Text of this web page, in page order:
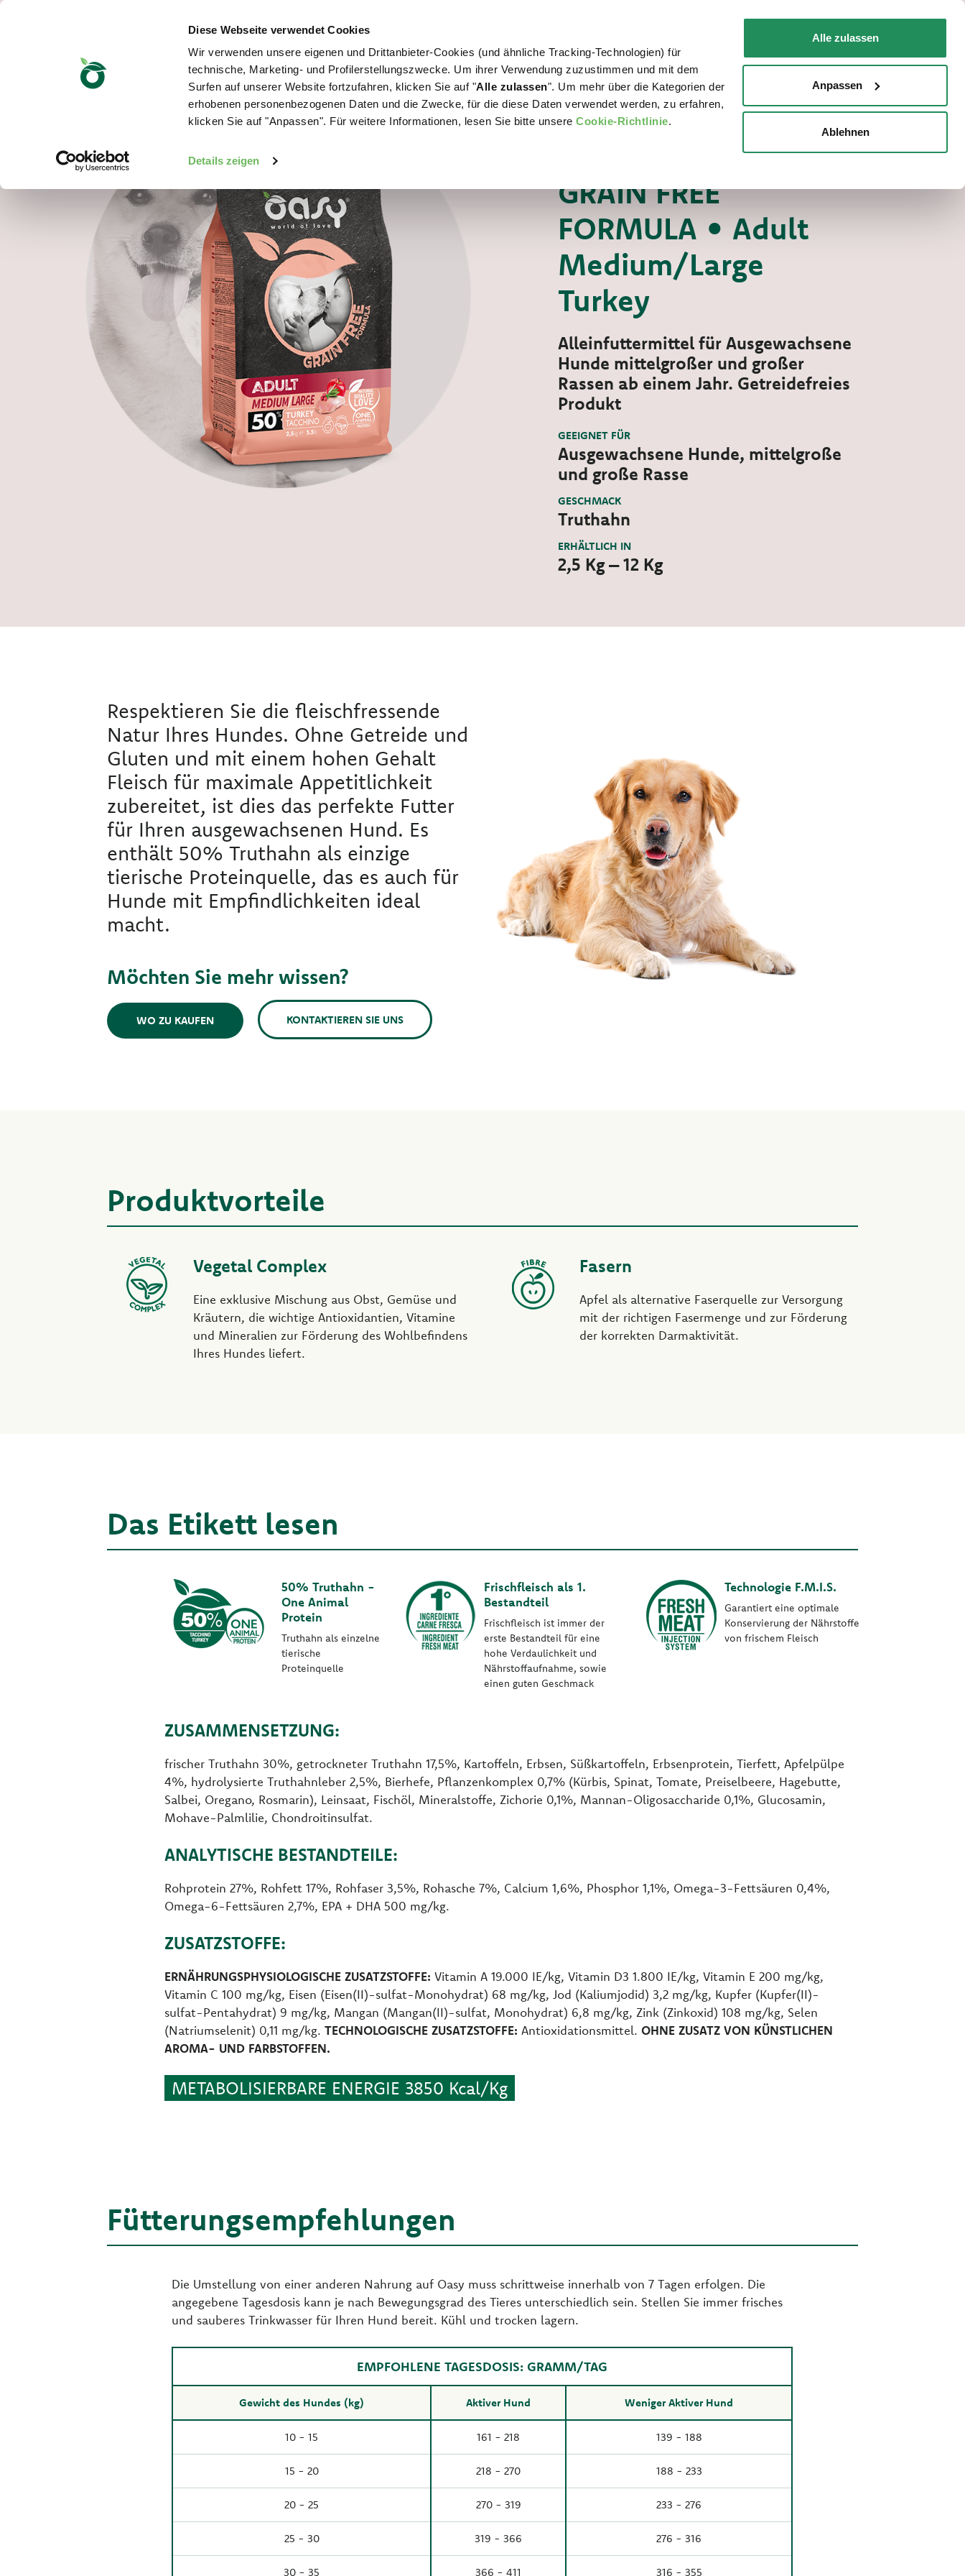
Diese Webseite verwendet Cookies
Wir verwenden unsere eigenen und Drittanbieter-Cookies (und ähnliche Tracking-Technologien) für
technische, Marketing- und Profilerstellungszwecke. Um ihrer Verwendung zuzustimmen und mit dem
Surfen auf unserer Website fortzufahren, klicken Sie auf "Alle zulassen". Um mehr über die Kategorien der
erhobenen personenbezogenen Daten und die Zwecke, für die diese Daten verwendet werden, zu erfahren,
klicken Sie auf "Anpassen". Für weitere Informationen, lesen Sie bitte unsereCookie-Richtlinie.
Details zeigen
Alle zulassen
Anpassen
Ablehnen
Kontakt
WORLD OF LOVE FÜR IHREN HUND FÜR IHRE KATZE WO ZU KAUFEN
GRAIN FREE
FORMULA • Adult
Medium/Large
Turkey
Alleinfuttermittel für Ausgewachsene
Hunde mittelgroßer und großer
Rassen ab einem Jahr. Getreidefreies
Produkt
GEEIGNET FÜR
Ausgewachsene Hunde, mittelgroße
und große Rasse
GESCHMACK
Truthahn
ERHÄLTLICH IN
2,5 Kg – 12 Kg
Respektieren Sie die fleischfressende
Natur Ihres Hundes. Ohne Getreide und
Gluten und mit einem hohen Gehalt
Fleisch für maximale Appetitlichkeit
zubereitet, ist dies das perfekte Futter
für Ihren ausgewachsenen Hund. Es
enthält 50% Truthahn als einzige
tierische Proteinquelle, das es auch für
Hunde mit Empfindlichkeiten ideal
macht.
Möchten Sie mehr wissen?
WO ZU KAUFEN KONTAKTIEREN SIE UNS
Produktvorteile
Vegetal Complex
Eine exklusive Mischung aus Obst, Gemüse und
Kräutern, die wichtige Antioxidantien, Vitamine
und Mineralien zur Förderung des Wohlbefindens
Ihres Hundes liefert.
Fasern
Apfel als alternative Faserquelle zur Versorgung
mit der richtigen Fasermenge und zur Förderung
der korrekten Darmaktivität.
Das Etikett lesen
50% Truthahn -
One Animal
Protein
Truthahn als einzelne
tierische
Proteinquelle
Frischfleisch als 1.
Bestandteil
Frischfleisch ist immer der
erste Bestandteil für eine
hohe Verdaulichkeit und
Nährstoffaufnahme, sowie
einen guten Geschmack
Technologie F.M.I.S.
Garantiert eine optimale
Konservierung der Nährstoffe
von frischem Fleisch
ZUSAMMENSETZUNG:
frischer Truthahn 30%, getrockneter Truthahn 17,5%, Kartoffeln, Erbsen, Süßkartoffeln, Erbsenprotein, Tierfett, Apfelpülpe
4%, hydrolysierte Truthahnleber 2,5%, Bierhefe, Pflanzenkomplex 0,7% (Kürbis, Spinat, Tomate, Preiselbeere, Hagebutte,
Salbei, Oregano, Rosmarin), Leinsaat, Fischöl, Mineralstoffe, Zichorie 0,1%, Mannan-Oligosaccharide 0,1%, Glucosamin,
Mohave-Palmlilie, Chondroitinsulfat.
ANALYTISCHE BESTANDTEILE:
Rohprotein 27%, Rohfett 17%, Rohfaser 3,5%, Rohasche 7%, Calcium 1,6%, Phosphor 1,1%, Omega-3-Fettsäuren 0,4%,
Omega-6-Fettsäuren 2,7%, EPA + DHA 500 mg/kg.
ZUSATZSTOFFE:
ERNÄHRUNGSPHYSIOLOGISCHE ZUSATZSTOFFE: Vitamin A 19.000 IE/kg, Vitamin D3 1.800 IE/kg, Vitamin E 200 mg/kg,
Vitamin C 100 mg/kg, Eisen (Eisen(II)-sulfat-Monohydrat) 68 mg/kg, Jod (Kaliumjodid) 3,2 mg/kg, Kupfer (Kupfer(II)-
sulfat-Pentahydrat) 9 mg/kg, Mangan (Mangan(II)-sulfat, Monohydrat) 6,8 mg/kg, Zink (Zinkoxid) 108 mg/kg, Selen
(Natriumselenit) 0,11 mg/kg.TECHNOLOGISCHE ZUSATZSTOFFE: Antioxidationsmittel. OHNE ZUSATZ VON KÜNSTLICHEN
AROMA- UND FARBSTOFFEN.
METABOLISIERBARE ENERGIE 3850 Kcal/Kg
Fütterungsempfehlungen
Die Umstellung von einer anderen Nahrung auf Oasy muss schrittweise innerhalb von 7 Tagen erfolgen. Die
angegebene Tagesdosis kann je nach Bewegungsgrad des Tieres unterschiedlich sein. Stellen Sie immer frisches
und sauberes Trinkwasser für Ihren Hund bereit. Kühl und trocken lagern.
EMPFOHLENE TAGESDOSIS: GRAMM/TAG
Gewicht des Hundes (kg) Aktiver Hund Weniger Aktiver Hund
10 - 15 161 - 218 139 - 188
15 - 20 218 - 270 188 - 233
20 - 25 270 - 319 233 - 276
25 - 30 319 - 366 276 - 316
30 - 35 366 - 411 316 - 355